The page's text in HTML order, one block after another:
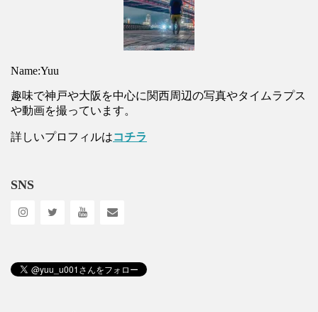
Name:Yuu
趣味で神戸や大阪を中心に関西周辺の写真やタイムラプス
や動画を撮っています。
詳しいプロフィルはコチラ
SNS